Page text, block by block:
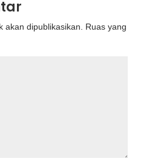
akan dipublikasikan.
Ruas yang